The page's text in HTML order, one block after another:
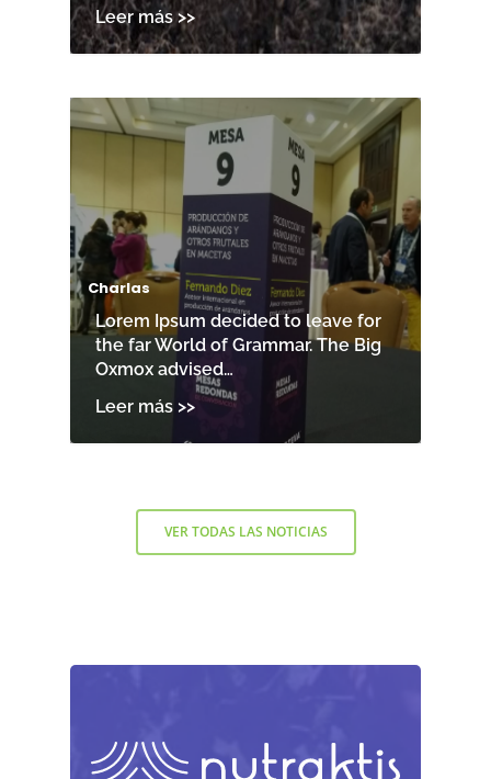
Charlas
Lorem Ipsum decided to leave for
the far World of Grammar. The Big
Oxmox advised…
VER TODAS LAS NOTICIAS